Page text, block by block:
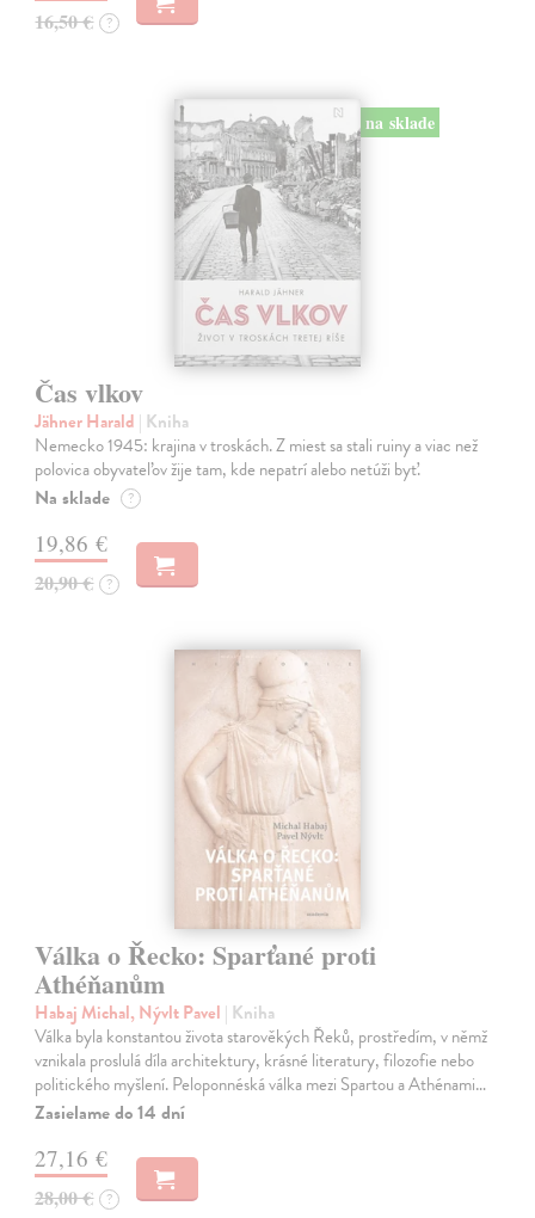
16,50 € ?
na sklade
Čas vlkov
Jähner Harald | Kniha
Nemecko 1945: krajina v troskách. Z miest sa stali ruiny a viac než
polovica obyvateľov žije tam, kde nepatrí alebo netúži byť.
Na sklade ?
19,86 €
20,90 € ?
Válka o Řecko: Sparťané proti
Athéňanům
Habaj Michal, Nývlt Pavel | Kniha
Válka byla konstantou života starověkých Řeků, prostředím, v němž
vznikala proslulá díla architektury, krásné literatury, filozofie nebo
politického myšlení. Peloponnéská válka mezi Spartou a Athénami…
Zasielame do 14 dní
27,16 €
28,00 € ?